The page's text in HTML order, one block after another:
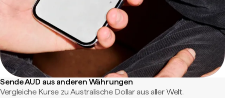
Sende AUD aus anderen Währungen
Vergleiche Kurse zu Australische Dollar aus aller Welt.